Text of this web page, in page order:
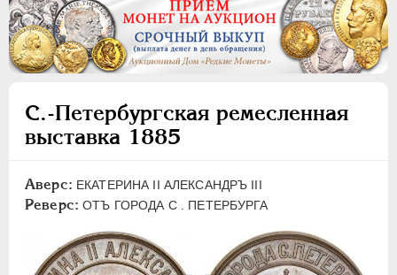
С.-Петербургская ремесленная
выставка 1885
Аверс: ЕКАТЕРИНА II АЛЕКСАНДРЪ III
Реверс: ОТЪ ГОРОДА С . ПЕТЕРБУРГА
ВСЕ
ЕКАТЕРИНА I 1725-1727
ПЕТР II 1727-1729
ИОАНН АНТОНОВИЧ 1740-1741
ЕЛИЗАВЕТА 1741-1762
ПЕТР III 1762-1762
ЕКАТЕРИНА II 1762-1796